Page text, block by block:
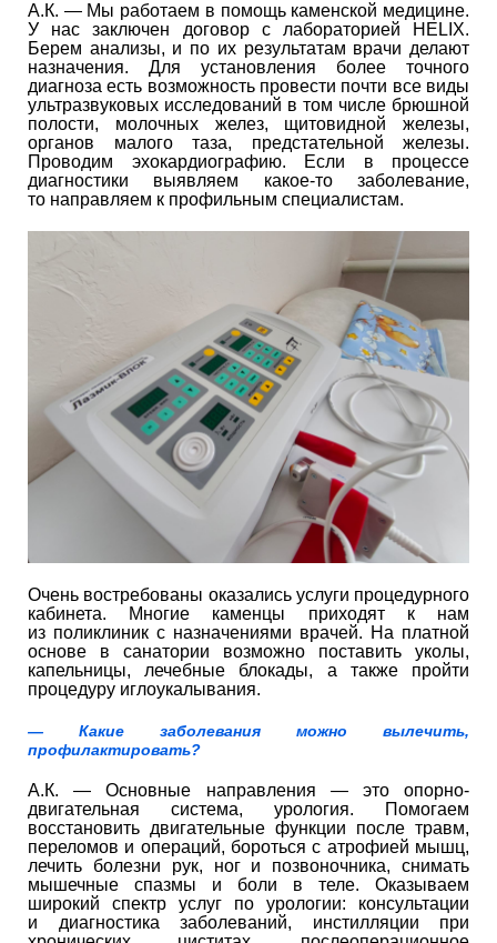
А.К. — Мы работаем в помощь каменской медицине.
У нас заключен договор с лабораторией HELIX.
Берем анализы, и по их результатам врачи делают
назначения. Для установления более точного
диагноза есть возможность провести почти все виды
ультразвуковых исследований в том числе брюшной
полости, молочных желез, щитовидной железы,
органов малого таза, предстательной железы.
Проводим эхокардиографию. Если в процессе
диагностики выявляем какое-то заболевание,
то направляем к профильным специалистам.
Очень востребованы оказались услуги процедурного
кабинета. Многие каменцы приходят к нам
из поликлиник с назначениями врачей. На платной
основе в санатории возможно поставить уколы,
капельницы, лечебные блокады, а также пройти
процедуру иглоукалывания.
— Какие заболевания можно вылечить,
профилактировать?
А.К. — Основные направления — это опорно-
двигательная система, урология. Помогаем
восстановить двигательные функции после травм,
переломов и операций, бороться с атрофией мышц,
лечить болезни рук, ног и позвоночника, снимать
мышечные спазмы и боли в теле. Оказываем
широкий спектр услуг по урологии: консультации
и диагностика заболеваний, инстилляции при